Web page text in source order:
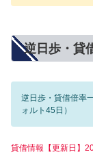
逆日歩・貸
逆日歩・貸借倍率
ォルト45日）
貸借情報【更新日】